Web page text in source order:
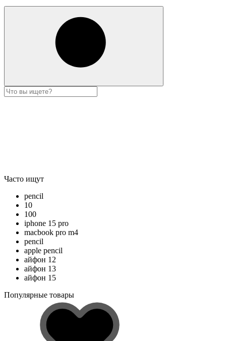
Часто ищут
pencil
10
100
iphone 15 pro
macbook pro m4
pencil
apple pencil
айфон 12
айфон 13
айфон 15
Популярные товары